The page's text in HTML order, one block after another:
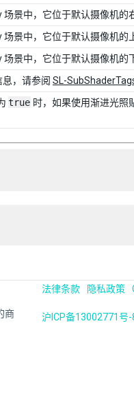
景中，它位于默认摄像机的
景中，它位于默认摄像机的
景中，它位于默认摄像机的
息，请参阅 SL-
true 时，如果使用渐进光照
商
法律条款 隐私政策
沪ICP备13002771号-